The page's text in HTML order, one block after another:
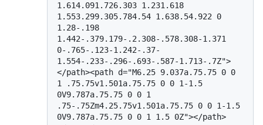
1.614.091.726.303 1.231.618
1.553.299.305.784.54 1.638.54.922 0
1.28-.198
1.442-.379.179-.2.308-.578.308-1.371
0-.765-.123-1.242-.37-
1.554-.233-.296-.693-.587-1.713-.7Z">
</path><path d="M6.25 9.037a.75.75 0 0
1 .75.75v1.501a.75.75 0 0 1-1.5
0V9.787a.75.75 0 0 1
.75-.75Zm4.25.75v1.501a.75.75 0 0 1-1.5
0V9.787a.75.75 0 0 1 1.5 0Z"></path>